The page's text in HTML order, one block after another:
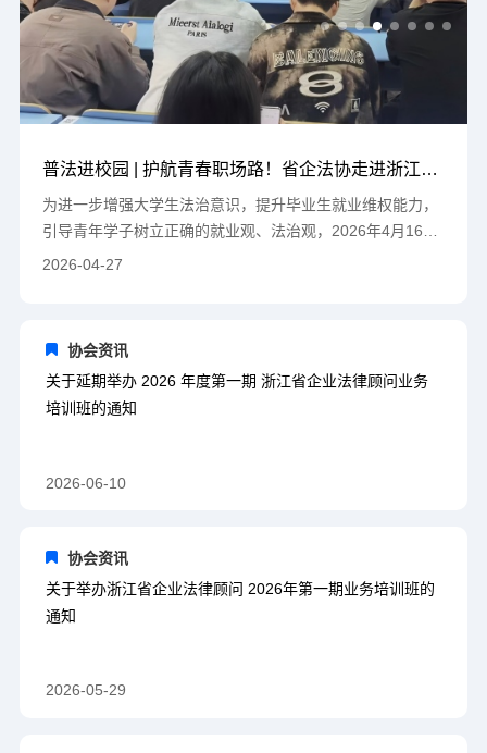
普法进校园 | 护航青春职场路！省企法协走进浙江建设职业技术学院开展就业普法讲座
为进一步增强大学生法治意识，提升毕业生就业维权能力，
引导青年学子树立正确的就业观、法治观，2026年4月16
日，浙江省企业法律顾问协会在田招龙会长的带领下，组织
务的普法讲座。 讲座现场，吴力行副会长结合当前高校毕业
生就业形势，围绕求职应聘、劳动合同签订、试用期权益、
实习用工、劳动争议处理等大学生高频关注的法律问题，通
2026-04-27
协会资讯
关于延期举办 2026 年度第一期 浙江省企业法律顾问业务
培训班的通知
2026-06-10
协会资讯
关于举办浙江省企业法律顾问 2026年第一期业务培训班的
通知
2026-05-29